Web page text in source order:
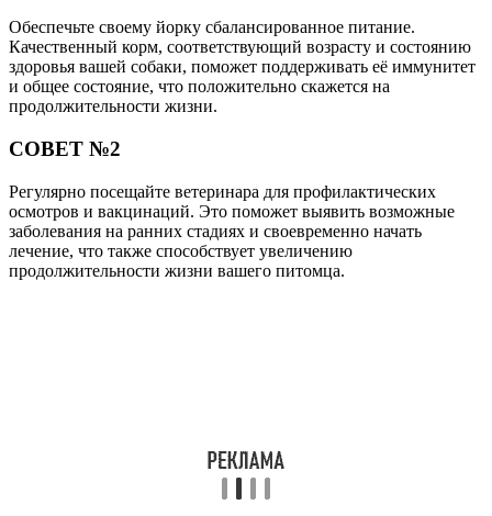
Обеспечьте своему йорку сбалансированное питание.
Качественный корм, соответствующий возрасту и состоянию
здоровья вашей собаки, поможет поддерживать её иммунитет
и общее состояние, что положительно скажется на
продолжительности жизни.
СОВЕТ №2
Регулярно посещайте ветеринара для профилактических
осмотров и вакцинаций. Это поможет выявить возможные
заболевания на ранних стадиях и своевременно начать
лечение, что также способствует увеличению
продолжительности жизни вашего питомца.